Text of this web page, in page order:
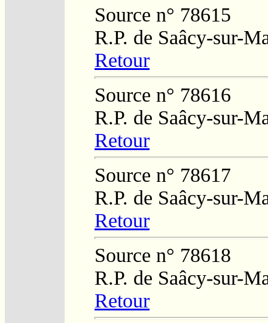
Source n° 78615
R.P. de Saâcy-sur-
Retour
Source n° 78616
R.P. de Saâcy-sur-
Retour
Source n° 78617
R.P. de Saâcy-sur-
Retour
Source n° 78618
R.P. de Saâcy-sur-
Retour